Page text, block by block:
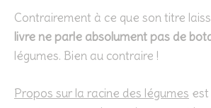
Contrairement à ce que son titre
livre ne parle absolument pas de
légumes. Bien au contraire !
Propos sur la racine des légumes est